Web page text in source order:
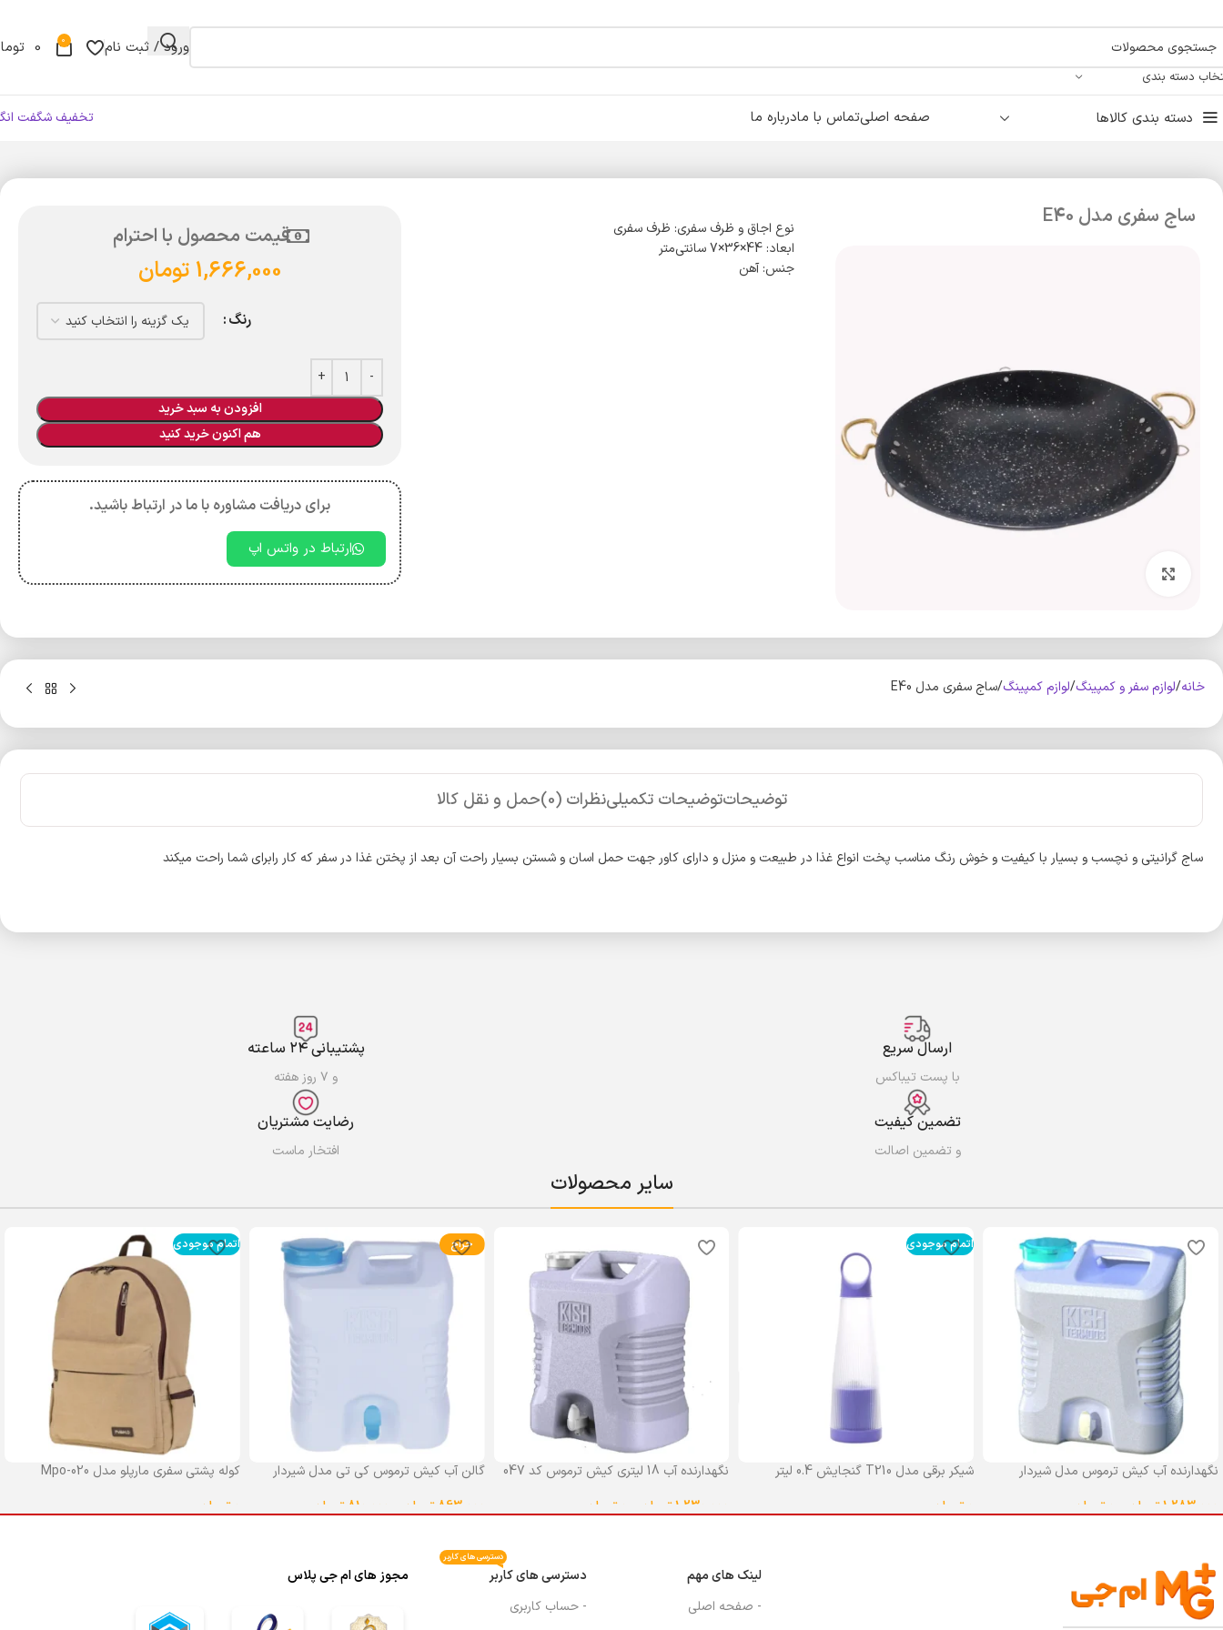
دسته بندی
ورود / ثبت نام 0
0
دسته بندی کالاها صفحه اصلیتماس با مادرباره ما تخفیف شگفت
ساج سفری مدل E40
نوع اجاق و ظرف سفری: ظرف سفری
ابعاد: 44×36×7 سانتی‌متر
جنس: آهن
قیمت محصول با احترام
1,666,000 تومان
رنگ
افزودن به سبد خرید
هم اکنون خرید کنید
برای دریافت مشاوره با ما در ارتباط باشید.
ارتباط در واتس اپ
خانه لوازم سفر و کمپینگ لوازم کمپینگ ساج سفری مدل E40
توضیحاتتوضیحات تکمیلینظرات (0) حمل و نقل کالا
ساج گرانیتی و نچسب و بسیار با کیفیت و خوش رنگ مناسب پخت انواع غذا در طبیعت و منزل و دارای کاور جهت حمل اسان و شستن بسیار راحت آن بعد از پختن غذا در سفر که کار رابرای شما راحت میکند
ارسال سریع
با پست تیباکس
پشتیبانی ۲۴ ساعته
و ۷ روز هفته
تضمین کیفیت
و تضمین اصالت
رضایت مشتریان
افتخار ماست
سایر محصولات
نگهدارنده آب کیش ترموس مدل شیردار
1,283,000تومان تومان
اتمام موجودی
شیکر برقی مدل T210 گنجایش 0.4 لیتر
تومان
نگهدارنده آب 18 لیتری کیش ترموس کد 047
1,230,000تومان تومان
حراج
گالن آب کیش ترموس کی تی مدل شیردار
863,000 تومان 810,000 تومان
اتمام موجودی
کوله پشتی سفری مارپلو مدل Mpo-020
تومان
لینک های مهم
- صفحه اصلی
دسترسی های کاربر
دسترسی های کاربر
- حساب کاربری
مجوز های ام جی پلاس